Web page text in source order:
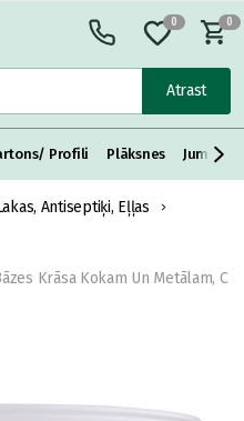
Atrast
0 0
Profili Plāksnes Jumta
Antiseptiķi, Eļļas
Krāsa Kokam Un Metālam, C